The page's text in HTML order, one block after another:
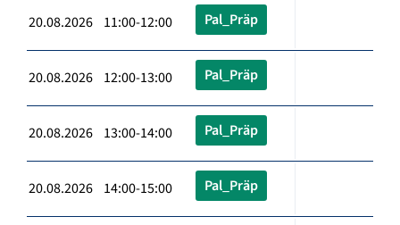
20.08.2026 11:00-12:00 Pal_Präp
20.08.2026 12:00-13:00 Pal_Präp
20.08.2026 13:00-14:00 Pal_Präp
20.08.2026 14:00-15:00 Pal_Präp